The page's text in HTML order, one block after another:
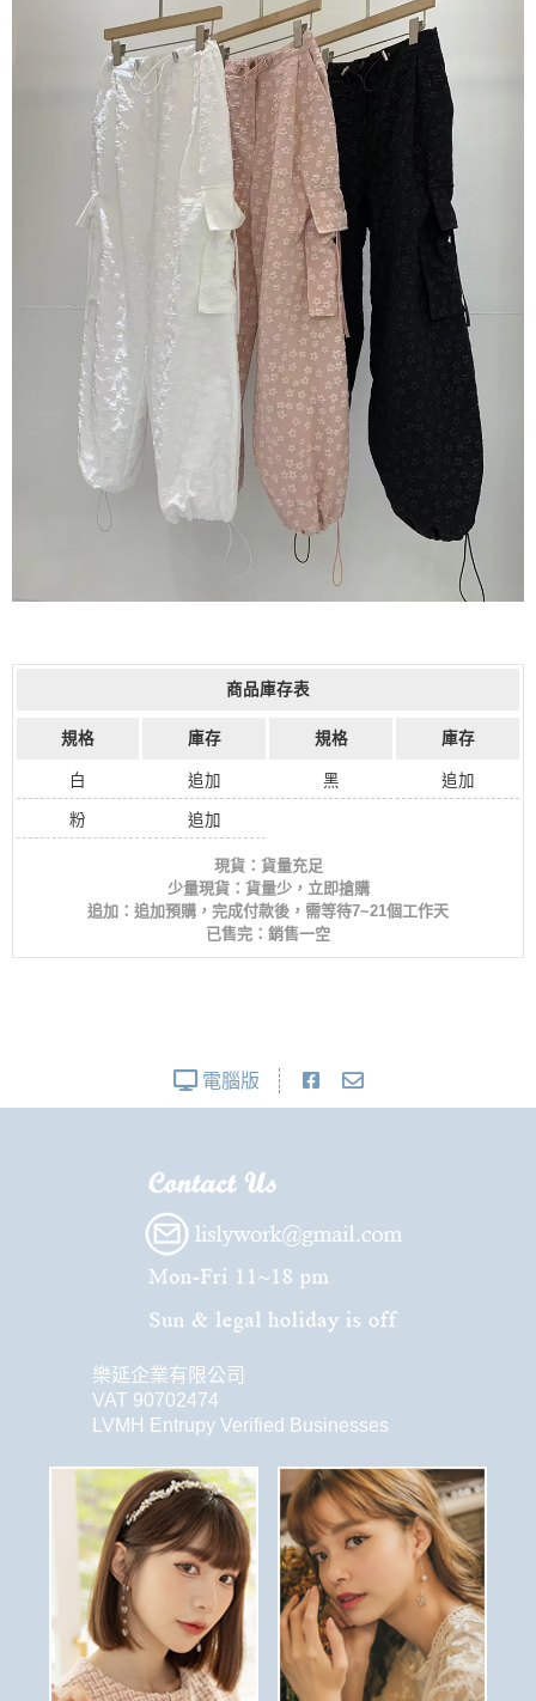
商品庫存表
規格 庫存 規格 庫存
白 追加 黑 追加
粉 追加
現貨：貨量充足
少量現貨：貨量少，立即搶購
追加：追加預購，完成付款後，需等待7~21個工作天
已售完：銷售一空
電腦版
樂延企業有限公司
VAT 90702474
LVMH Entrupy Verified Businesses